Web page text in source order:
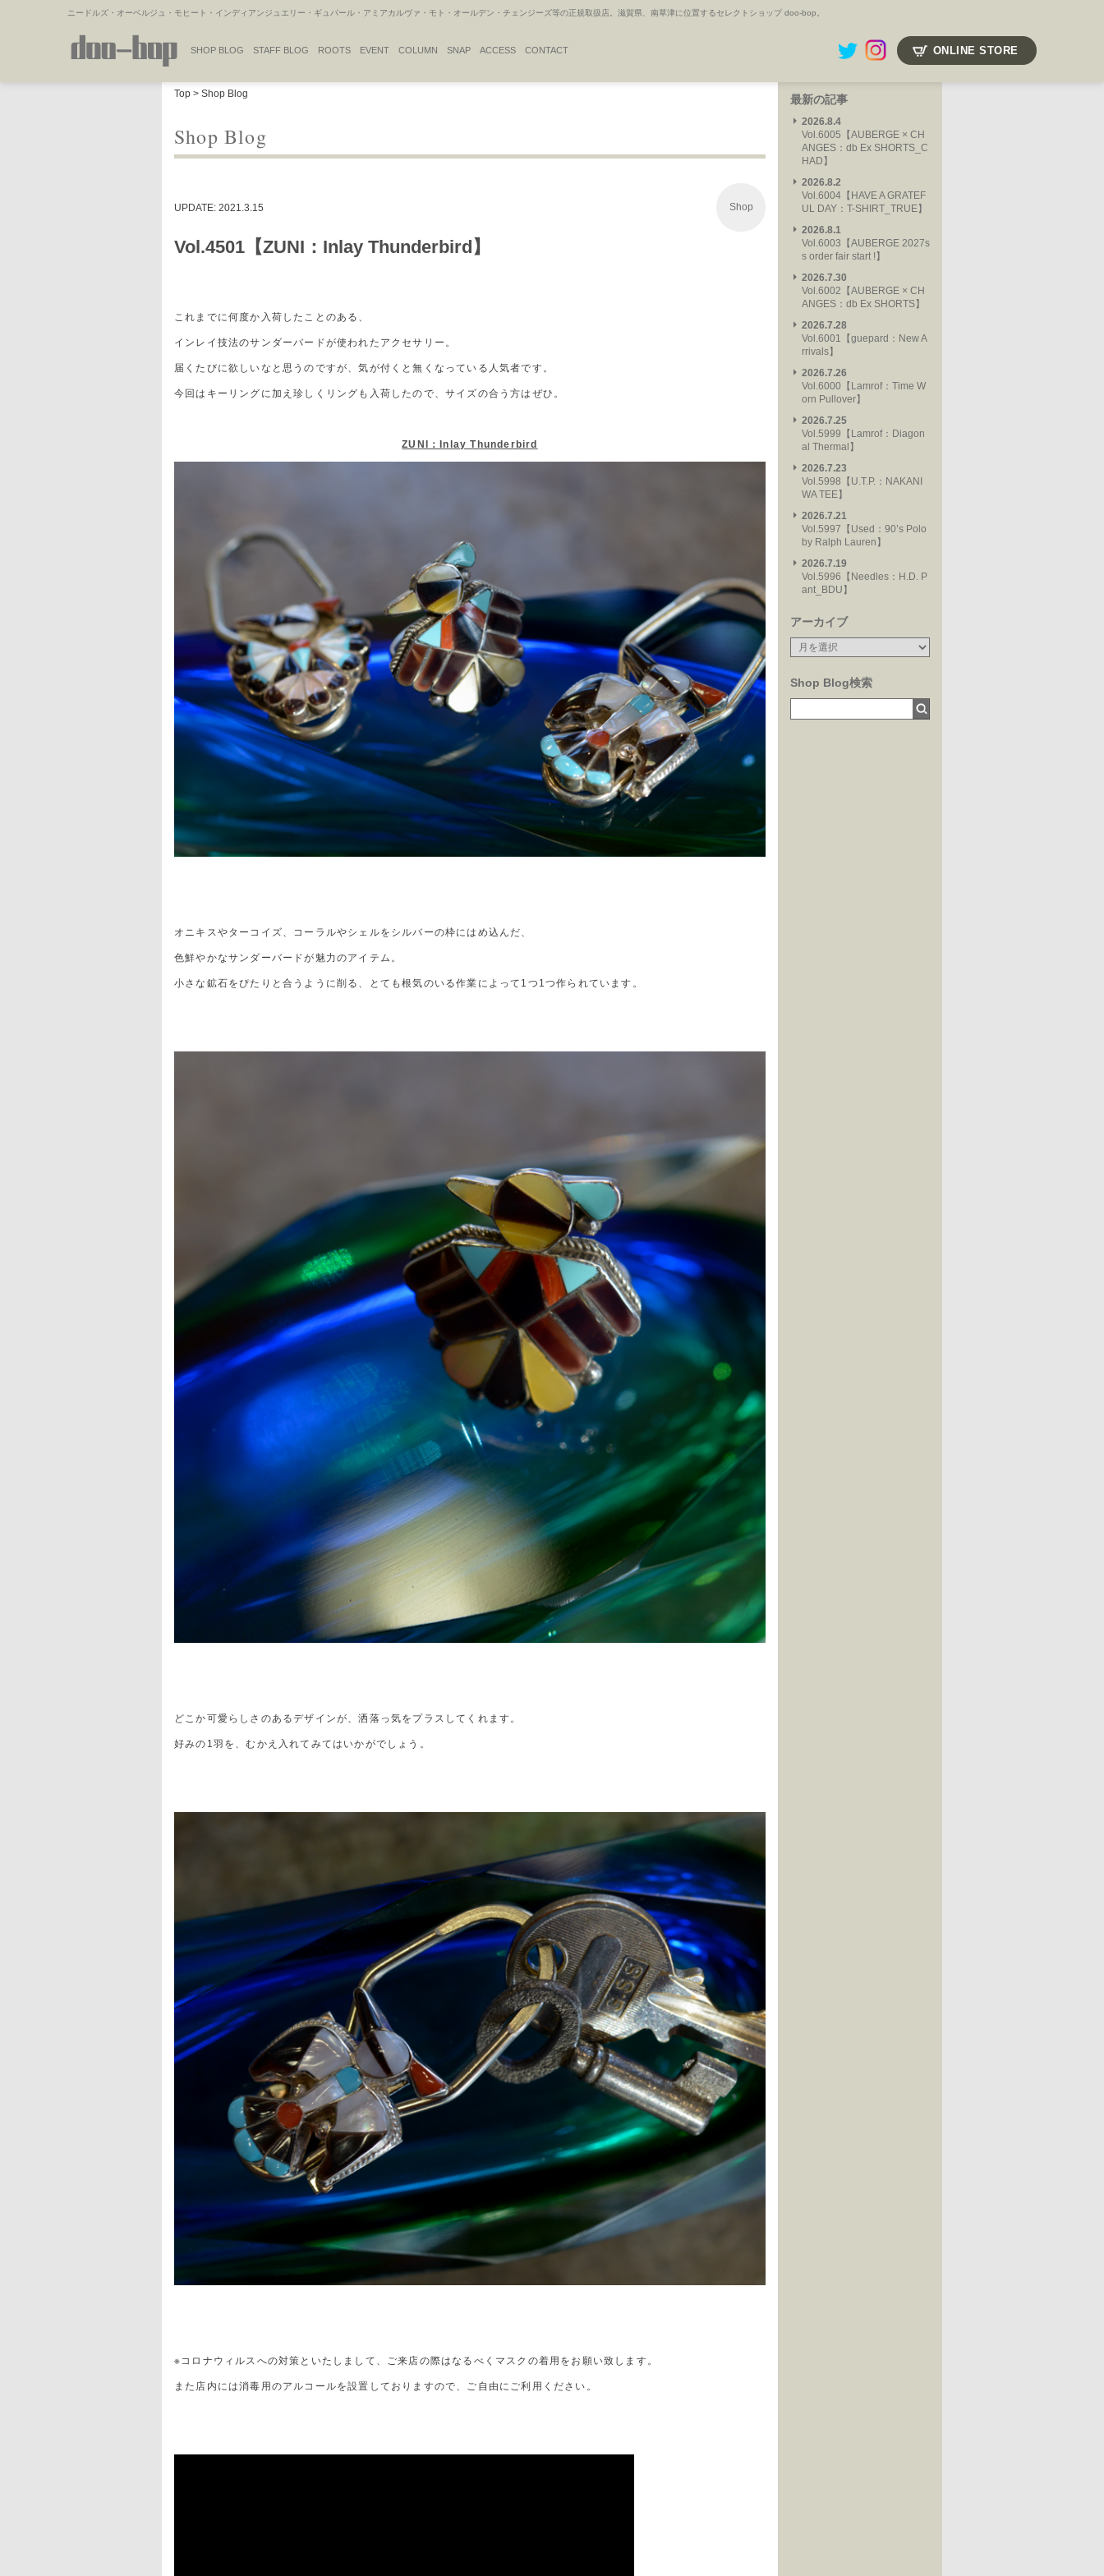
ニードルズ・オーベルジュ・モヒート・インディアンジュエリー・ギュパール・アミアカルヴァ・モト・オールデン・チェンジーズ等の正規取扱店。滋賀県、南草津に位置するセレクトショップ doo-bop。
SHOP BLOG STAFF BLOG ROOTS EVENT COLUMN SNAP ACCESS CONTACT ONLINE STORE
Top > Shop Blog
Shop Blog
UPDATE: 2021.3.15 Shop
Vol.4501【ZUNI：Inlay Thunderbird】
これまでに何度か入荷したことのある、
インレイ技法のサンダーバードが使われたアクセサリー。
届くたびに欲しいなと思うのですが、気が付くと無くなっている人気者です。
今回はキーリングに加え珍しくリングも入荷したので、サイズの合う方はぜひ。
ZUNI：Inlay Thunderbird
オニキスやターコイズ、コーラルやシェルをシルバーの枠にはめ込んだ、
色鮮やかなサンダーバードが魅力のアイテム。
小さな鉱石をぴたりと合うように削る、とても根気のいる作業によって1つ1つ作られています。
どこか可愛らしさのあるデザインが、洒落っ気をプラスしてくれます。
好みの1羽を、むかえ入れてみてはいかがでしょう。
※コロナウィルスへの対策といたしまして、ご来店の際はなるべくマスクの着用をお願い致します。
また店内には消毒用のアルコールを設置しておりますので、ご自由にご利用ください。
最新の記事
2026.8.4
Vol.6005【AUBERGE × CH
ANGES：db Ex SHORTS_C
HAD】
2026.8.2
Vol.6004【HAVE A GRATEF
UL DAY：T-SHIRT_TRUE】
2026.8.1
Vol.6003【AUBERGE 2027s
s order fair start !】
2026.7.30
Vol.6002【AUBERGE × CH
ANGES：db Ex SHORTS】
2026.7.28
Vol.6001【guepard：New A
rrivals】
2026.7.26
Vol.6000【Lamrof：Time W
orn Pullover】
2026.7.25
Vol.5999【Lamrof：Diagon
al Thermal】
2026.7.23
Vol.5998【U.T.P.：NAKANI
WA TEE】
2026.7.21
Vol.5997【Used：90’s Polo
by Ralph Lauren】
2026.7.19
Vol.5996【Needles：H.D. P
ant_BDU】
アーカイブ
Shop Blog検索